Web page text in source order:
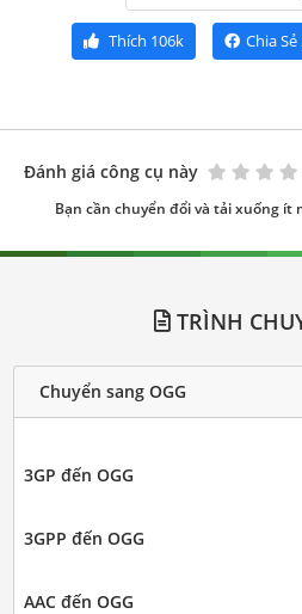
Thích 106k Chia Sẻ
Đánh giá công cụ này
Bạn cần chuyển đổi và tải xuống
TRÌNH
Chuyển sang OGG
3GP đến OGG
3GPP đến OGG
AAC đến OGG